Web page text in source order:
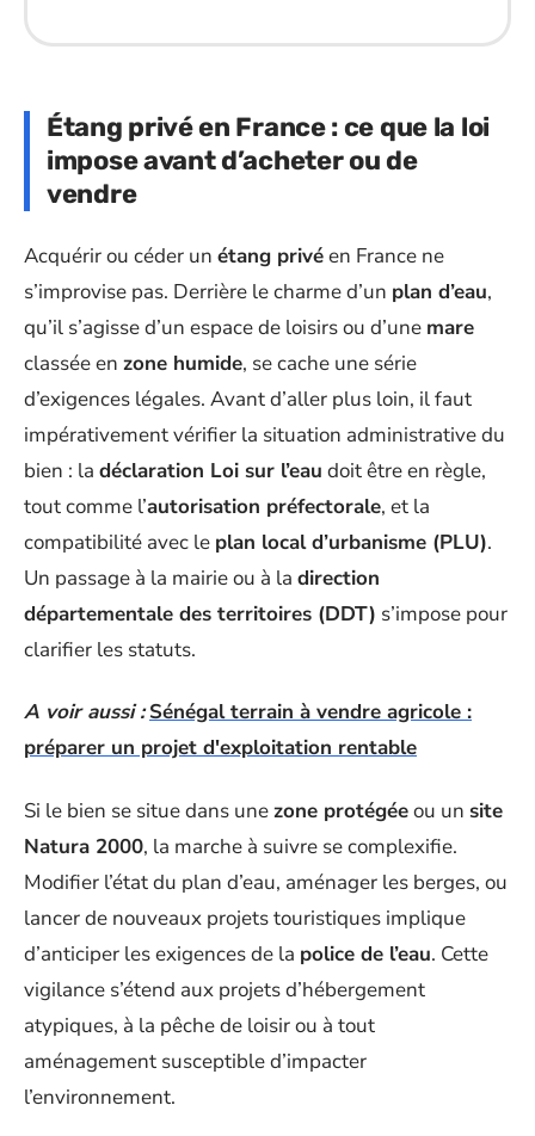
Étang privé en France : ce que la loi
impose avant d’acheter ou de
vendre
Acquérir ou céder un étang privéen France ne
s’improvise pas. Derrière le charme d’un plan d’eau,
qu’il s’agisse d’un espace de loisirs ou d’une mare
classée en zone humide, se cache une série
d’exigences légales. Avant d’aller plus loin, il faut
impérativement vérifier la situation administrative du
bien : la déclaration Loi sur l’eau doit être en règle,
tout comme l’autorisation préfectorale, et la
compatibilité avec le plan local d’urbanisme (PLU).
Un passage à la mairie ou à la direction
départementale des territoires (DDT) s’impose pour
clarifier les statuts.
A voir aussi : Sénégal terrain à vendre agricole :
préparer un projet d'exploitation rentable
Si le bien se situe dans unezone protégéeou un site
Natura 2000, la marche à suivre se complexifie.
Modifier l’état du plan d’eau, aménager les berges, ou
lancer de nouveaux projets touristiques implique
d’anticiper les exigences de la police de l’eau. Cette
vigilance s’étend aux projets d’hébergement
atypiques, à la pêche de loisir ou à tout
aménagement susceptible d’impacter
l’environnement.